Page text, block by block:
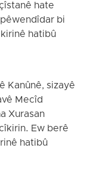
hate
bi
hatibû
Kanûnê, sizayê
Mecîd
Xurasan
Ew berê
hatibû